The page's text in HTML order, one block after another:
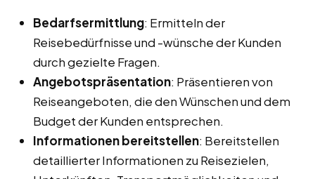
Bedarfsermittlung: Ermitteln der
Reisebedürfnisse und -wünsche der Kunden
durch gezielte Fragen.
Angebotspräsentation: Präsentieren von
Reiseangeboten, die den Wünschen und dem
Budget der Kunden entsprechen.
Informationen bereitstellen: Bereitstellen
detaillierter Informationen zu Reisezielen,